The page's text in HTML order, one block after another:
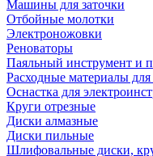
Машины для заточки
Отбойные молотки
Электроножовки
Реноваторы
Паяльный инструмент и
Расходные материалы
Оснастка для
Круги отрезные
Диски алмазные
Диски пильные
Шлифовальные диски,